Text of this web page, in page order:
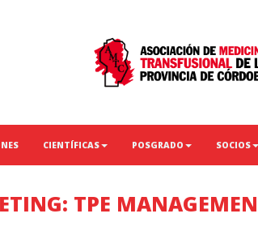
CIENTÍFICAS POSGRADO SOCIOS
TPE